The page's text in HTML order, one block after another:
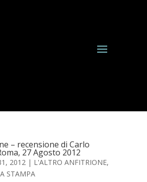
– recensione di Carlo
27 Agosto 2012
2012| L'ALTRO ANFITRIONE,
STAMPA